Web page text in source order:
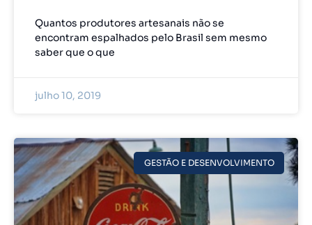
Quantos produtores artesanais não se
encontram espalhados pelo Brasil sem mesmo
saber que o que
julho 10, 2019
GESTÃO E DESENVOLVIMENTO